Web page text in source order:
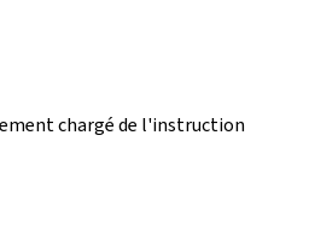
chargé de l'instruction